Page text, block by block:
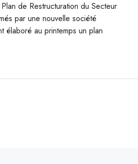
de Restructuration du Secteur
par une nouvelle société
élaboré au printemps un plan